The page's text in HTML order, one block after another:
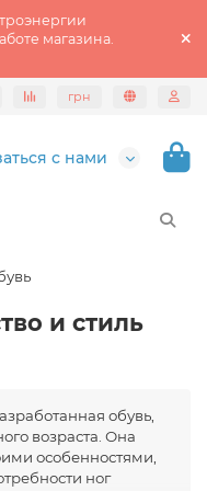
магазина.
грн
с нами
и стиль
обувь,
возраста. Она
особенностями,
ног